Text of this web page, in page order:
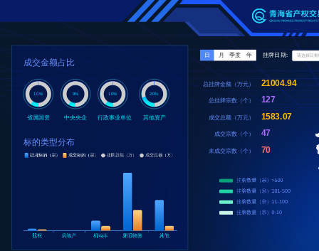
成交金额占比
10%
省属国资
9%
中央央企
10%
行政事业单位
21%
其他资产
标的类型分布
总挂牌金额（万元） 21004.94
总挂牌宗数（个） 127
成交总额（万元） 1583.07
成交宗数（个） 47
未成交宗数（个） 70
日 月 季度 年 挂牌日期: